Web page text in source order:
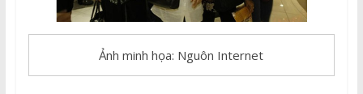
Ảnh minh họa: Nguôn Internet